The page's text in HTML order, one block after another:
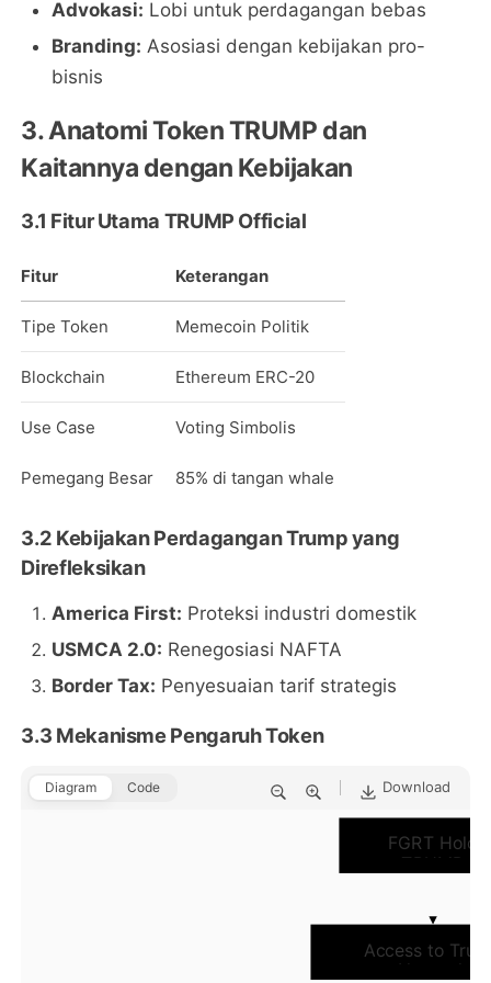
Advokasi: Lobi untuk perdagangan bebas
Branding: Asosiasi dengan kebijakan pro-
bisnis
3. Anatomi Token TRUMP dan
Kaitannya dengan Kebijakan
3.1 Fitur Utama TRUMP Official
Fitur Keterangan
Tipe Token Memecoin Politik
Blockchain Ethereum ERC-20
Use Case Voting Simbolis
Pemegang Besar 85% di tangan whale
3.2 Kebijakan Perdagangan Trump yang
Direfleksikan
America First: Proteksi industri domestik
USMCA 2.0: Renegosiasi NAFTA
Border Tax: Penyesuaian tarif strategis
3.3 Mekanisme Pengaruh Token
Diagram Code Download
FGRT Hold
TRUMP
Access to
Network